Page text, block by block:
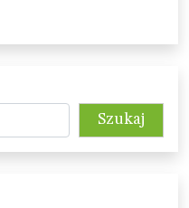
Szukaj